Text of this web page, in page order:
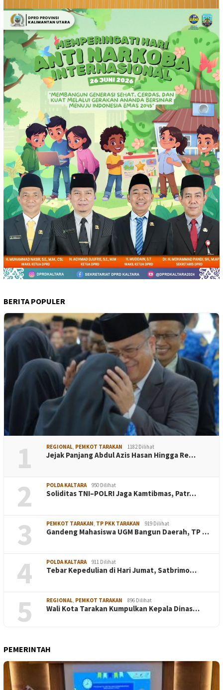
BERITA POPULER
1 REGIONAL PEMKOT TARAKAN 1182 Dilihat
Jejak Panjang Abdul Azis Hasan Hingga Re…
2 POLDA KALTARA 950 Dilihat
Soliditas TNI–POLRI Jaga Kamtibmas, Patr…
3 PEMKOT TARAKAN TP PKK TARAKAN 919 Dilihat
Gandeng Mahasiswa UGM Bangun Daerah, TP …
4 POLDA KALTARA 911 Dilihat
Tebar Kepedulian di Hari Jumat, Satbrimo…
5 REGIONAL PEMKOT TARAKAN 896 Dilihat
Wali Kota Tarakan Kumpulkan Kepala Dinas…
PEMERINTAH